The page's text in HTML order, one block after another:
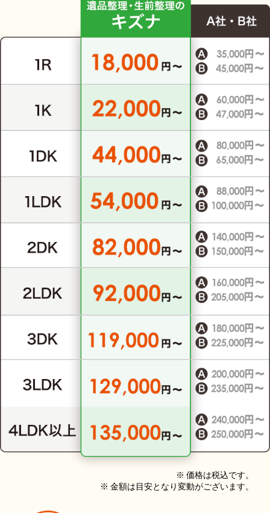
※ 価格は税込です。
※ 金額は目安となり変動がございます。